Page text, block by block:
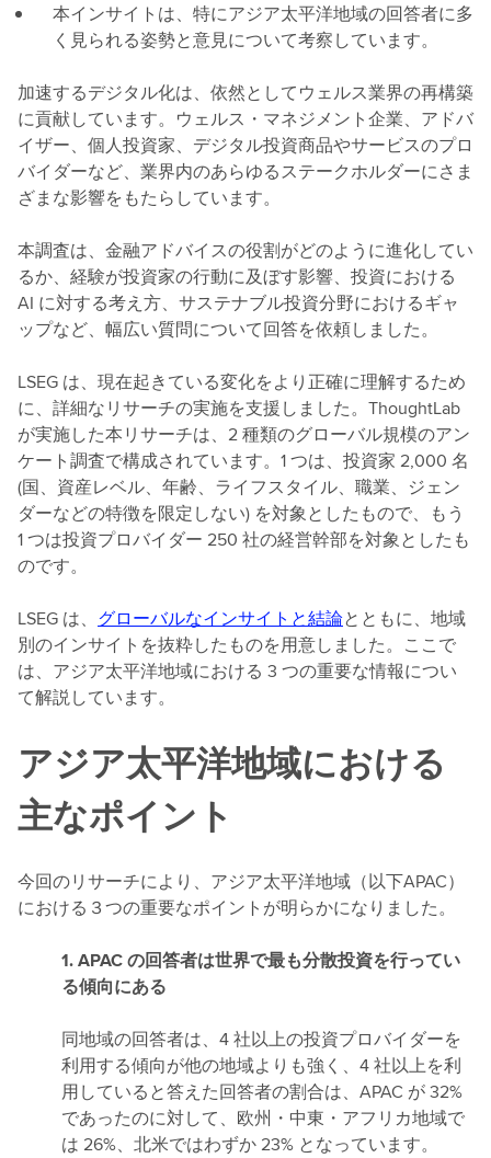
本インサイトは、特にアジア太平洋地域の回答者に多
く見られる姿勢と意見について考察しています。
加速するデジタル化は、依然としてウェルス業界の再構築
に貢献しています。ウェルス・マネジメント企業、アドバ
イザー、個人投資家、デジタル投資商品やサービスのプロ
バイダーなど、業界内のあらゆるステークホルダーにさま
ざまな影響をもたらしています。
本調査は、金融アドバイスの役割がどのように進化してい
るか、経験が投資家の行動に及ぼす影響、投資における
AI に対する考え方、サステナブル投資分野におけるギャ
ップなど、幅広い質問について回答を依頼しました。
LSEG は、現在起きている変化をより正確に理解するため
に、詳細なリサーチの実施を支援しました。ThoughtLab
が実施した本リサーチは、2 種類のグローバル規模のアン
ケート調査で構成されています。1 つは、投資家 2,000 名
(国、資産レベル、年齢、ライフスタイル、職業、ジェン
ダーなどの特徴を限定しない) を対象としたもので、もう
1 つは投資プロバイダー 250 社の経営幹部を対象としたも
のです。
LSEG は、 グローバルなインサイトと結論とともに、地域
別のインサイトを抜粋したものを用意しました。ここで
は、アジア太平洋地域における 3 つの重要な情報につい
て解説しています。
アジア太平洋地域における
主なポイント
今回のリサーチにより、アジア太平洋地域（以下APAC）
における３つの重要なポイントが明らかになりました。
1. APAC の回答者は世界で最も分散投資を行ってい
る傾向にある
同地域の回答者は、4 社以上の投資プロバイダーを
利用する傾向が他の地域よりも強く、4 社以上を利
用していると答えた回答者の割合は、APAC が 32%
であったのに対して、欧州・中東・アフリカ地域で
は 26%、北米ではわずか 23% となっています。